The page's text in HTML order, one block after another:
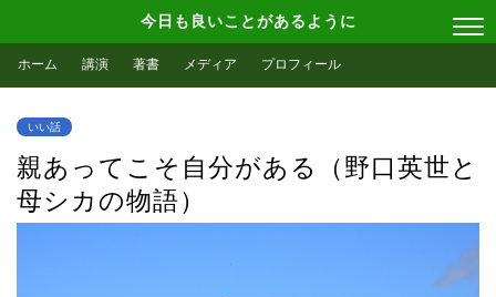
今日も良いことがあるように
ホーム 講演 著書 メディア プロフィール
いい話
親あってこそ自分がある（野口英世と
母シカの物語）